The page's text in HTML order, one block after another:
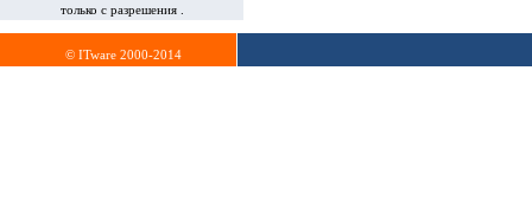
только с разрешения .
© ITware 2000-2014